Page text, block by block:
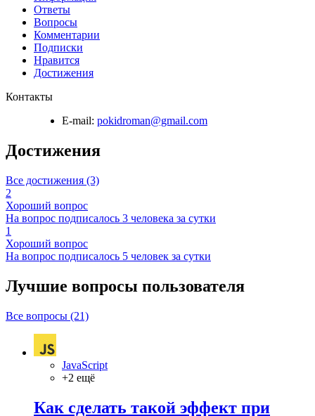
Ответы
Вопросы
Комментарии
Подписки
Нравится
Достижения
Контакты
E-mail: pokidroman@gmail.com
Достижения
Все достижения (3)
2
Хороший вопрос
На вопрос подписалось 3 человека за сутки
1
Хороший вопрос
На вопрос подписалось 5 человек за сутки
Лучшие вопросы пользователя
Все вопросы (21)
JavaScript
+2 ещё
Как сделать такой эффект при